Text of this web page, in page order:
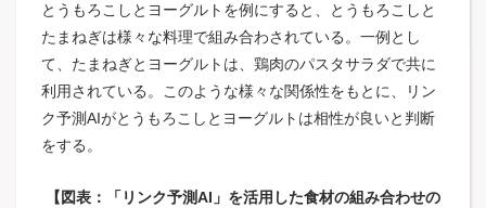
とうもろこしとヨーグルトを例にすると、とうもろこしと
たまねぎは様々な料理で組み合わされている。一例とし
て、たまねぎとヨーグルトは、鶏肉のパスタサラダで共に
利用されている。このような様々な関係性をもとに、リン
ク予測AIがとうもろこしとヨーグルトは相性が良いと判断
をする。
【図表：「リンク予測AI」を活用した食材の組み合わせの